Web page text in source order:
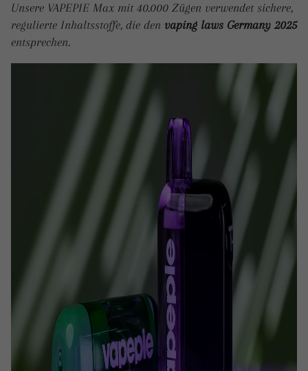
Unsere VAPEPIE Max mit 40.000 Zügen verwendet sichere,
regulierte Inhaltsstoffe, die den vaping laws Germany 2025
entsprechen.